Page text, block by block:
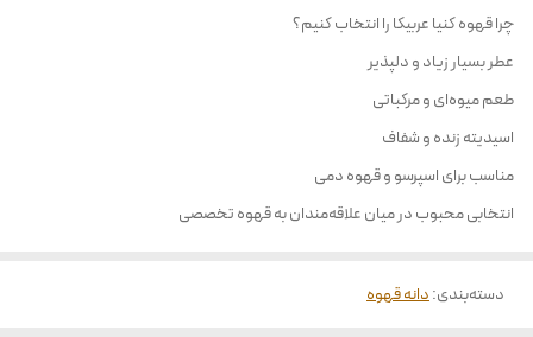
چرا قهوه کنیا عربیکا را انتخاب کنیم؟
عطر بسیار زیاد و دلپذیر
طعم میوه‌ای و مرکباتی
اسیدیته زنده و شفاف
مناسب برای اسپرسو و قهوه دمی
انتخابی محبوب در میان علاقه‌مندان به قهوه تخصصی
دسته‌بندی:دانه قهوه